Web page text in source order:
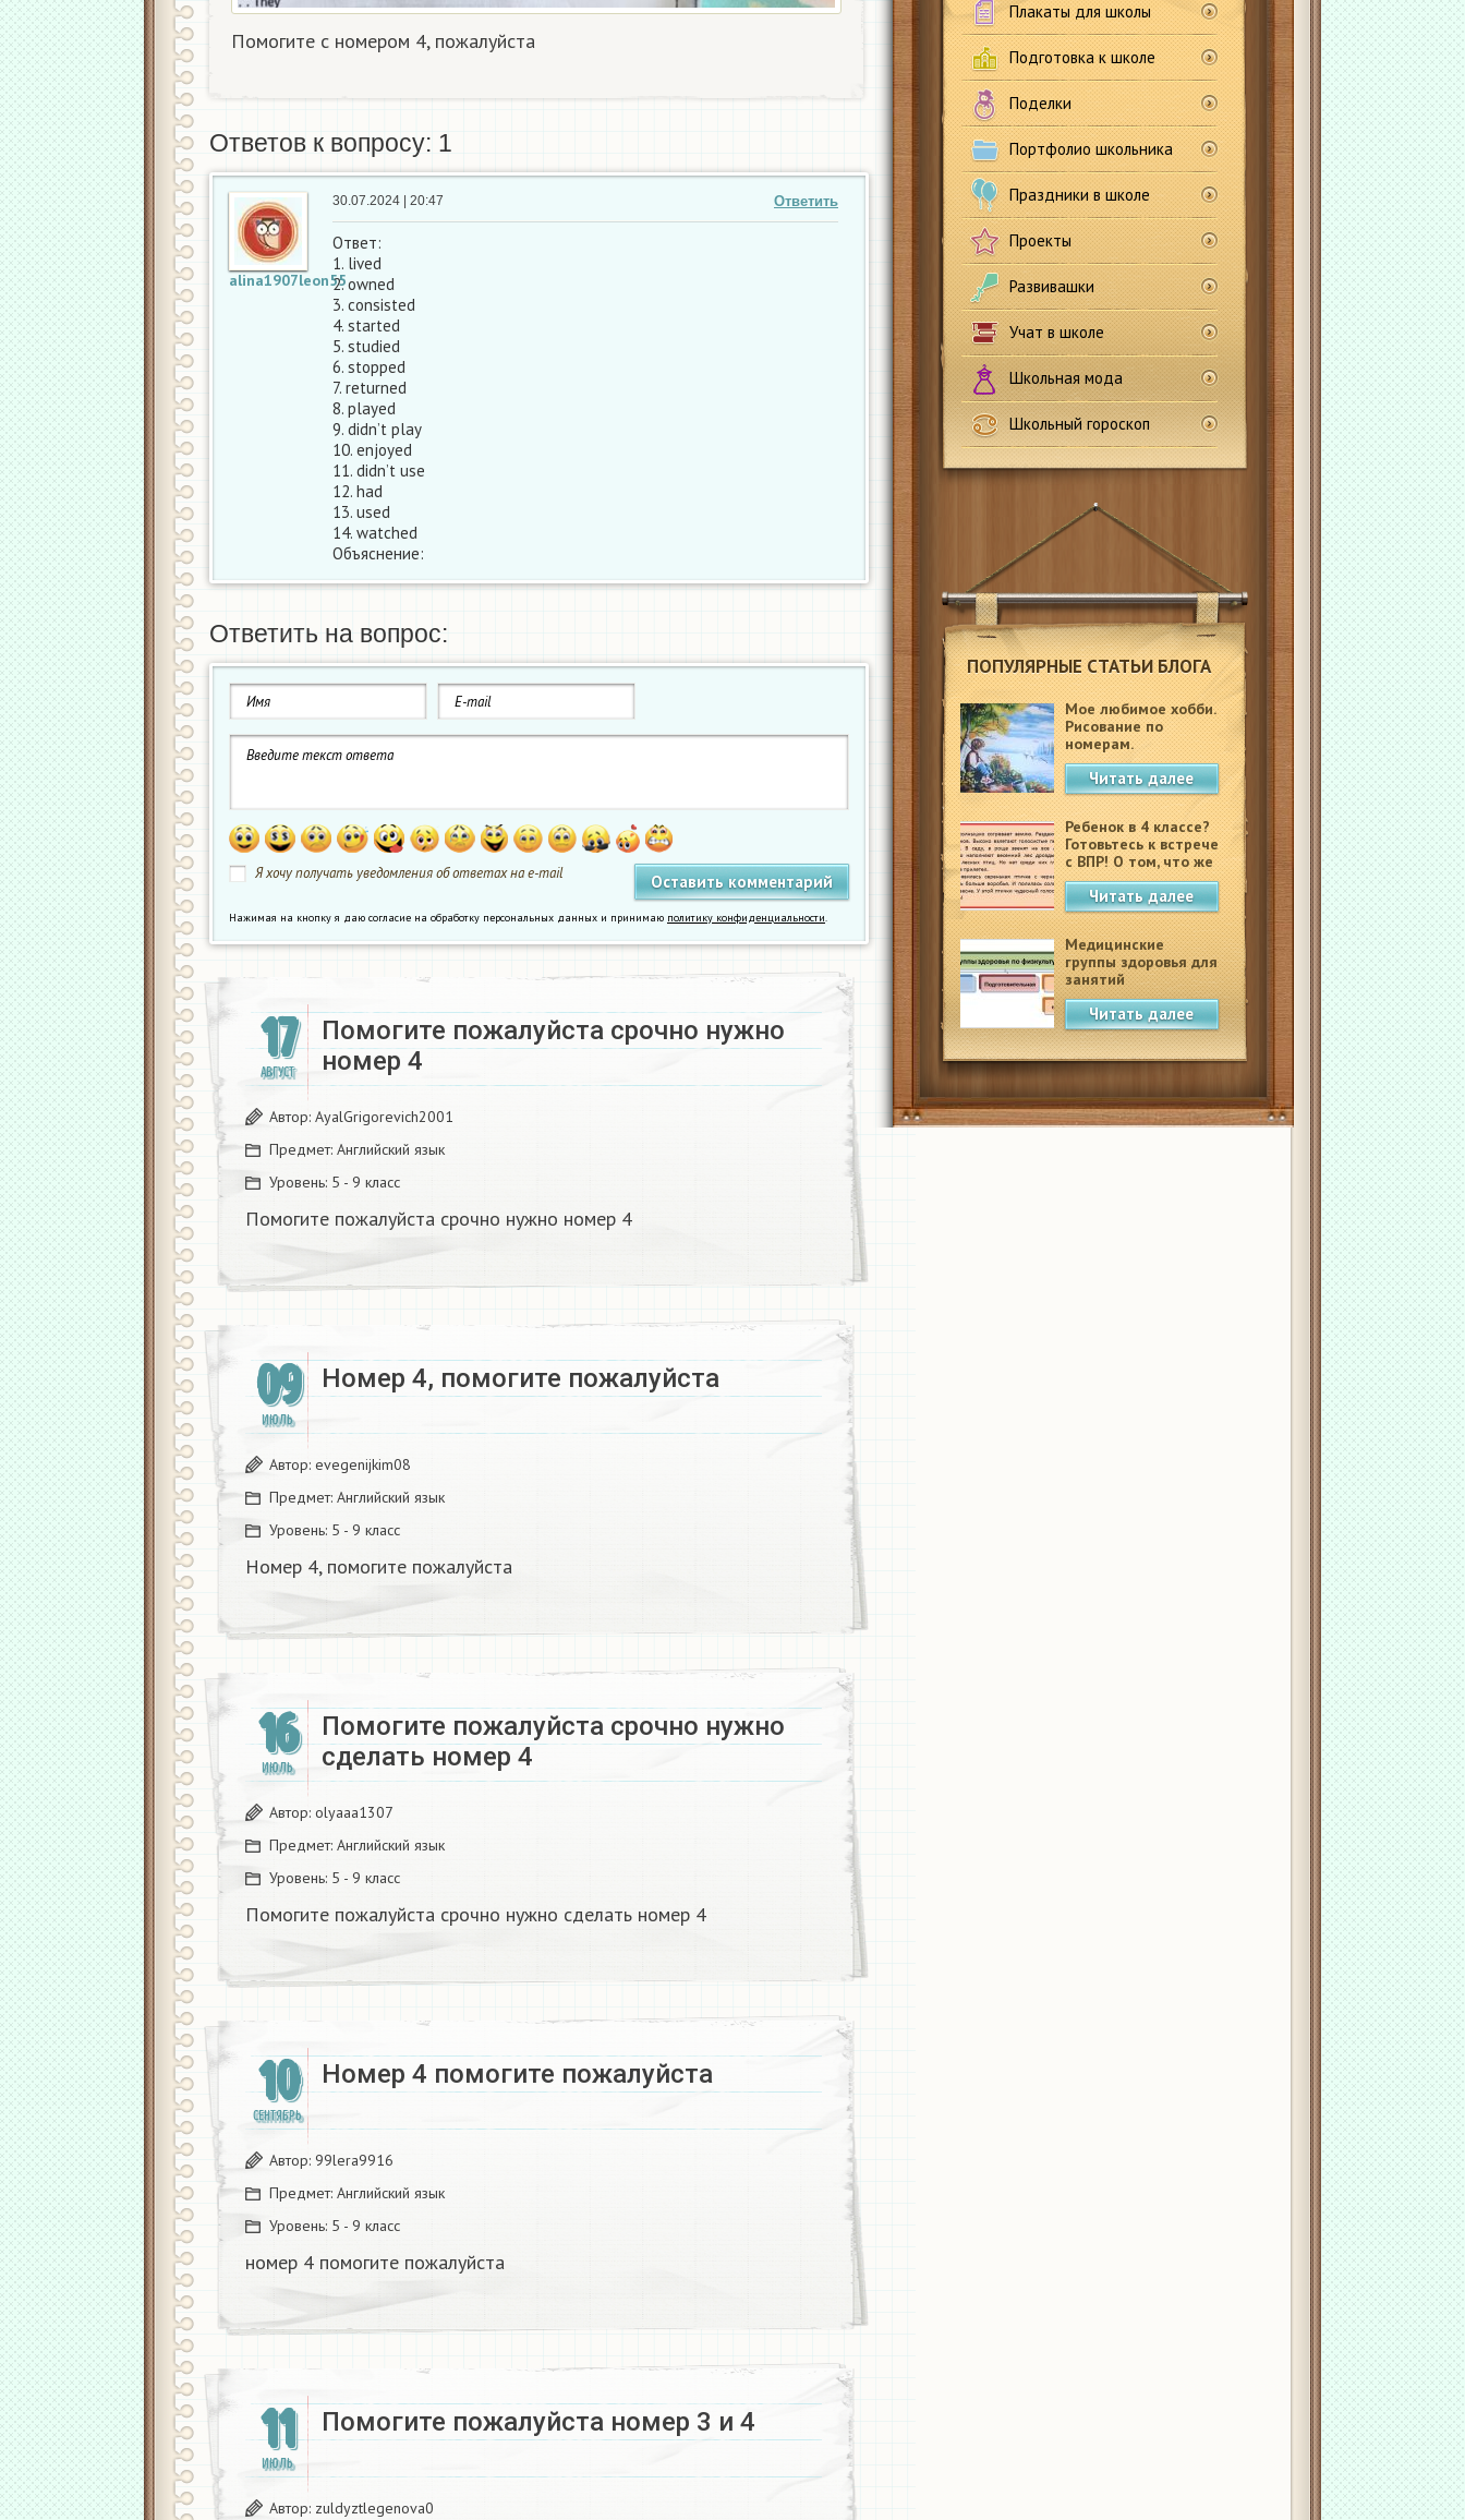
Плакаты для школы
Подготовка к школе
Поделки
Портфолио школьника
Праздники в школе
Проекты
Развивашки
Учат в школе
Школьная мода
Школьный гороскоп
ПОПУЛЯРНЫЕ СТАТЬИ БЛОГА
Мое любимое хобби.
Рисование по
номерам.
Читать далее
Ребенок в 4 классе?
Готовьтесь к встрече
с ВПР! О том, что же
это такое.
Читать далее
Медицинские
группы здоровья для
занятий
физкультурой в
школеЧитать далее
Помогите с номером 4, пожалуйста
Ответов к вопросу: 1
alina1907leon55
Ответить
30.07.2024 | 20:47
Ответ:
1. lived
2. owned
3. consisted
4. started
5. studied
6. stopped
7. returned
8. played
9. didn’t play
10. enjoyed
11. didn’t use
12. had
13. used
14. watched
Объяснение:
Ответить на вопрос:
Я хочу получать уведомления об ответах на e-mail
Нажимая на кнопку я даю согласие на обработку персональных данных и принимаю политику конфиденциальности.
17
АВГУСТ
Помогите пожалуйста срочно нужно
номер 4
Автор: AyalGrigorevich2001
Предмет: Английский язык
Уровень: 5 - 9 класс
Помогите пожалуйста срочно нужно номер 4
09
ИЮЛЬ
Номер 4, помогите пожалуйста
Автор: evegenijkim08
Предмет: Английский язык
Уровень: 5 - 9 класс
Номер 4, помогите пожалуйста
16
ИЮЛЬ
Помогите пожалуйста срочно нужно
сделать номер 4
Автор: olyaaa1307
Предмет: Английский язык
Уровень: 5 - 9 класс
Помогите пожалуйста срочно нужно сделать номер 4
10
СЕНТЯБРЬ
Номер 4 помогите пожалуйста
Автор: 99lera9916
Предмет: Английский язык
Уровень: 5 - 9 класс
номер 4 помогите пожалуйста
11
ИЮЛЬ
Помогите пожалуйста номер 3 и 4
Автор: zuldyztlegenova0